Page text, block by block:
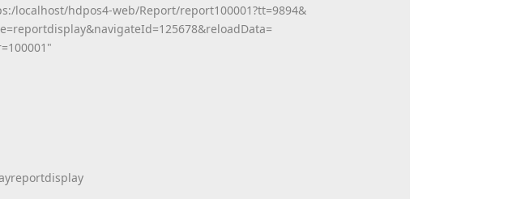
localhost/hdpos4-web/Report/report100001?tt=9894&
navigateId=125678&reloadData=
100001"